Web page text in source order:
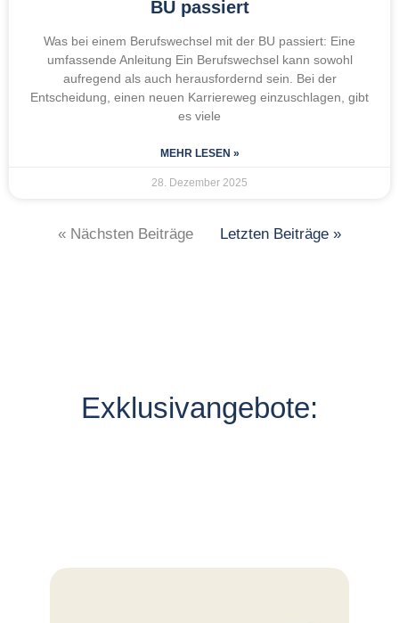
BU passiert
Was bei einem Berufswechsel mit der BU passiert: Eine
umfassende Anleitung Ein Berufswechsel kann sowohl
aufregend als auch herausfordernd sein. Bei der
Entscheidung, einen neuen Karriereweg einzuschlagen, gibt
es viele
MEHR LESEN »
28. Dezember 2025
« Nächsten Beiträge Letzten Beiträge »
Exklusivangebote: